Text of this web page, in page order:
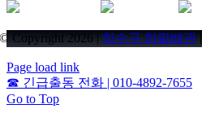
© Copyright 2026 |하수구 하림배관
Page load link
☎ 긴급출동 전화 | 010-4892-7655
Go to Top